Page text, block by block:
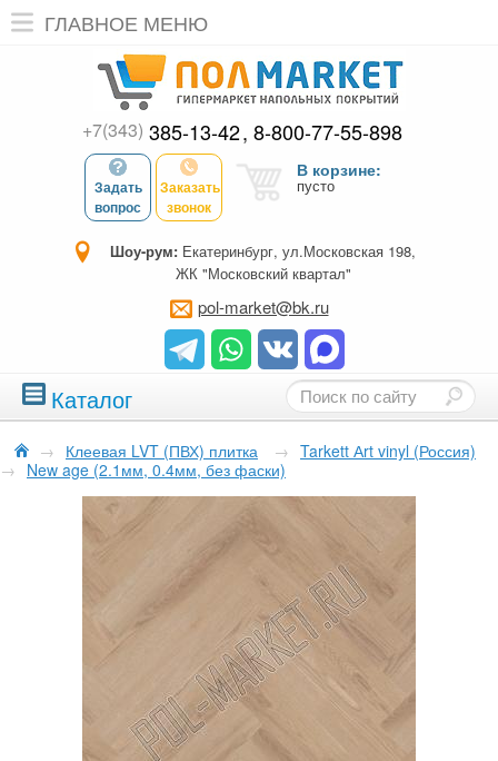
ГЛАВНОЕ МЕНЮ
+7(343) 385-13-42 8-800-77-55-898
Задать
вопрос
Заказать
звонок
В корзине:
пусто
Шоу-рум: Екатеринбург, ул.Московская 198,
ЖК "Московский квартал"
pol-market@bk.ru
Каталог
→ Клеевая LVT (ПВХ) плитка → Tarkett Аrt vinyl (Россия)
→ New age (2.1мм, 0.4мм, без фаски)